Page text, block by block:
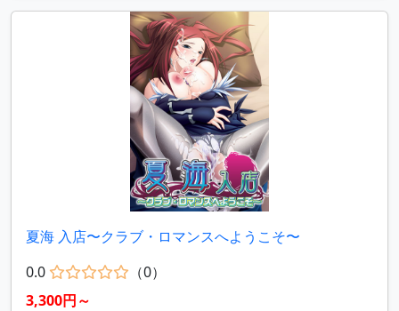
夏海 入店〜クラブ・ロマンスへようこそ〜
0.0
（0）
3,300円～